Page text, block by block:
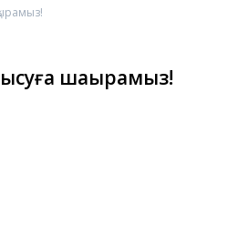
шақырамыз!